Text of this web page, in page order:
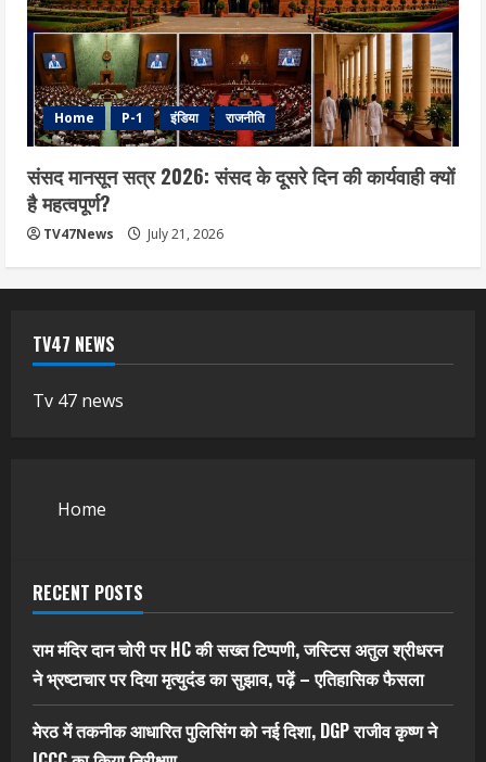
Home P-1 इंडिया राजनीति
संसद मानसून सत्र 2026: संसद के दूसरे दिन की कार्यवाही क्यों
है महत्वपूर्ण?
TV47News July 21, 2026
TV47 NEWS
Tv 47 news
Home
RECENT POSTS
राम मंदिर दान चोरी पर HC की सख्त टिप्पणी, जस्टिस अतुल श्रीधरन
ने भ्रष्टाचार पर द‍िया मृत्युदंड का सुझाव, पढ़ें – एत‍िहास‍िक फैसला
मेरठ में तकनीक आधारित पुलिसिंग को नई दिशा, DGP राजीव कृष्ण ने